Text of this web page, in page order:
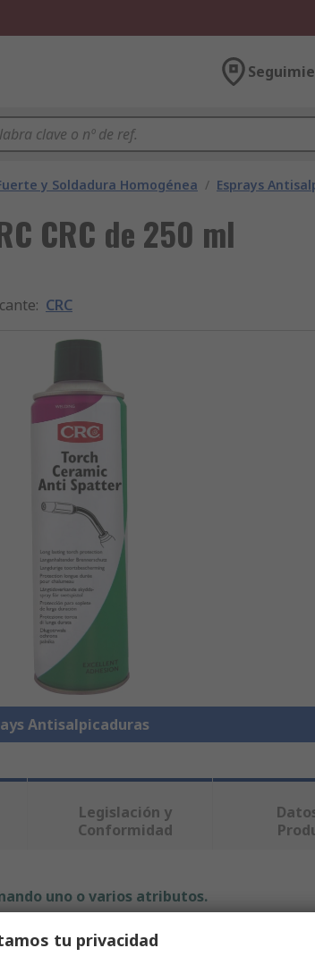
y Soldadura Homogénea / Esprays
CRC de 250 ml
: CRC
Antisalpicaduras
Legislación y
Conformidad
uno o varios atributos.
tu privacidad